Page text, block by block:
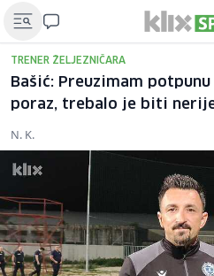
TRENER ŽELJEZNIČARA
Bašić: Preuzimam
poraz, trebalo je biti
N. K.